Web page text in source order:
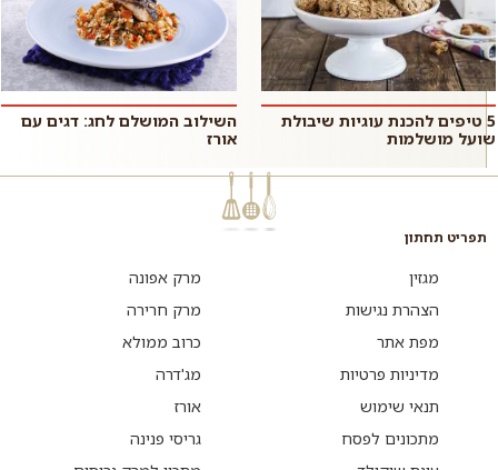
5 טיפים להכנת עוגיות שיבולת
שועל מושלמות
השילוב המושלם לחג: דגים עם
אורז
תפריט תחתון
מגזין
הצהרת נגישות
מפת אתר
מדיניות פרטיות
תנאי שימוש
מתכונים לפסח
מרק אפונה
מרק חרירה
כרוב ממולא
מג'דרה
אורז
גריסי פנינה